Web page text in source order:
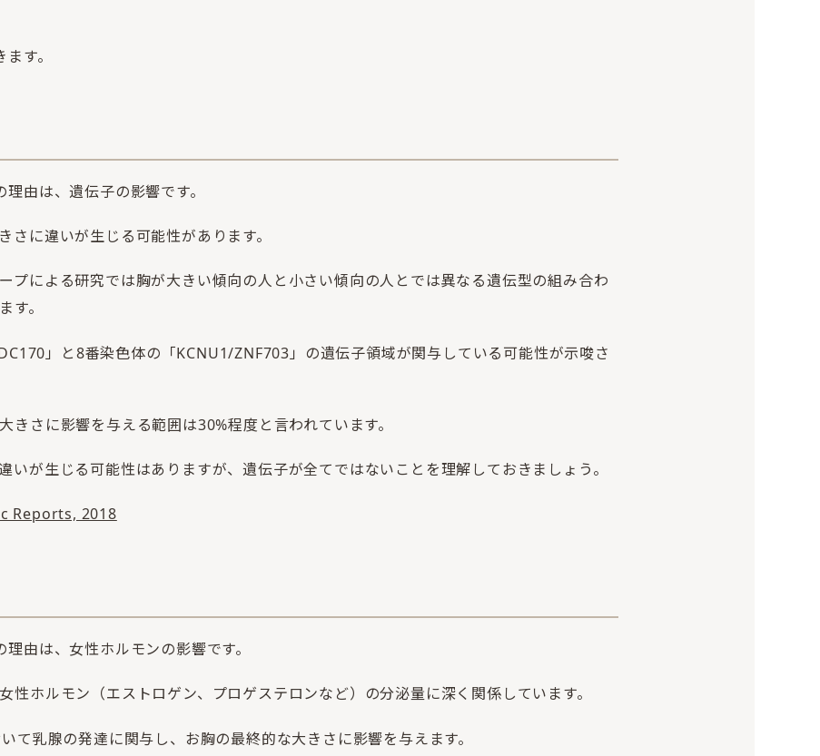
す。
由は、遺伝子の影響です。
さに違いが生じる可能性があります。
プによる研究では胸が大きい傾向の人と小さい傾向の人とでは異なる遺伝型の組み合わ
す。
」と8番染色体の「KCNU1/ZNF703」の遺伝子領域が関与している可能性が示唆さ
きさに影響を与える範囲は30%程度と言われています。
いが生じる可能性はありますが、遺伝子が全てではないことを理解しておきましょう。
Reports, 2018
由は、女性ホルモンの影響です。
性ホルモン（エストロゲン、プロゲステロンなど）の分泌量に深く関係しています。
て乳腺の発達に関与し、お胸の最終的な大きさに影響を与えます。